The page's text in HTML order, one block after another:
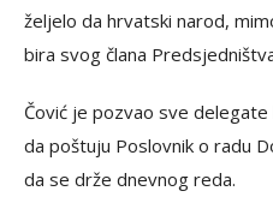
željelo da hrvatski narod,
bira svog člana
Čović je pozvao sve delegate
da poštuju Poslovnik o radu
da se drže dnevnog reda.